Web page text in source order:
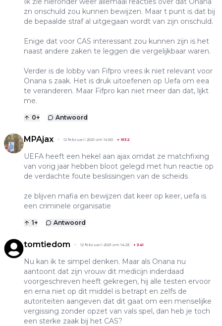
zn onschuld zou kunnen bewijzen. Maar t punt is dat bij
de bepaalde straf al uitgegaan wordt van zijn onschuld.
Enige dat voor CAS interessant zou kunnen zijn is het
naast andere zaken te leggen die vergelijkbaar waren.
Verder is de lobby van Fifpro vrees ik niet relevant voor
Onana s zaak. Het is druk uitoefenen op Uefa om eea
te veranderen. Maar Fifpro kan niet meer dan dat, lijkt
me.
0+ Antwoord
MPAjax 12 februari 2021 om 14:50 + 9132
UEFA heeft een hekel aan ajax omdat ze matchfixing
van vorig jaar hebben bloot gelegd met hun reactie op
de verdachte foute beslissingen van de scheids
ze blijven mafia en bewijzen dat keer op keer, uefa is
een criminele organisatie
1+ Antwoord
tomtiedom 12 februari 2021 om 14:23 + 341
Nu kan ik te simpel denken. Maar als Onana nu
aantoont dat zijn vrouw dit medicijn inderdaad
voorgeschreven heeft gekregen, hij alle testen ervoor
en erna niet op dit middel is betrapt en zelfs de
autoriteiten aangeven dat dit gaat om een menselijke
vergissing zonder opzet van vals spel, dan heb je toch
een sterke zaak bij het CAS?